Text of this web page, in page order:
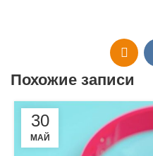
Похожие записи
30
МАЙ